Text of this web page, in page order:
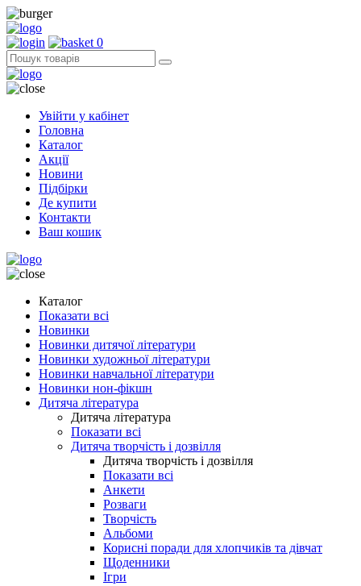
0
Увійти у кабінет
Головна
Каталог
Акції
Новини
Підбірки
Де купити
Контакти
Ваш кошик
Каталог
Показати всі
Новинки
Новинки дитячої літератури
Новинки художньої літератури
Новинки навчальної літератури
Новинки нон-фікшн
Дитяча література
Дитяча література
Показати всі
Дитяча творчість і дозвілля
Дитяча творчість і дозвілля
Показати всі
Анкети
Розваги
Творчість
Альбоми
Корисні поради для хлопчиків та дівчат
Щоденники
Ігри